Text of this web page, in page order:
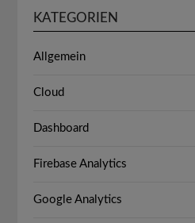
KATEGORIEN
Allgemein
Cloud
Dashboard
Firebase Analytics
Google Analytics